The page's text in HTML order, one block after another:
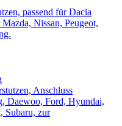
passend für Dacia
Nissan, Peugeot,
Anschluss
Daewoo, Ford, Hyundai,
Subaru, zur